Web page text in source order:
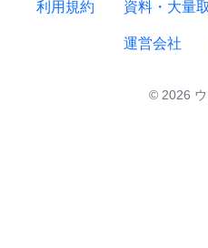
利用規約 資料・大量
運営会社
© 2026